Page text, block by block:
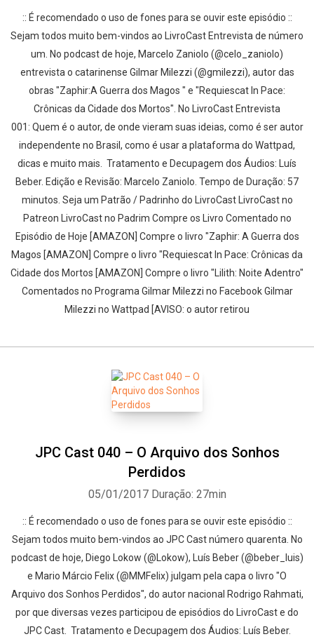
:: É recomendado o uso de fones para se ouvir este episódio ::
Sejam todos muito bem-vindos ao LivroCast Entrevista de número
um. No podcast de hoje, Marcelo Zaniolo (@celo_zaniolo)
entrevista o catarinense Gilmar Milezzi (@gmilezzi), autor das
obras "Zaphir:A Guerra dos Magos " e "Requiescat In Pace:
Crônicas da Cidade dos Mortos". No LivroCast Entrevista
001: Quem é o autor, de onde vieram suas ideias, como é ser autor
independente no Brasil, como é usar a plataforma do Wattpad,
dicas e muito mais. Tratamento e Decupagem dos Áudios: Luís
Beber. Edição e Revisão: Marcelo Zaniolo. Tempo de Duração: 57
minutos. Seja um Patrão / Padrinho do LivroCast LivroCast no
Patreon LivroCast no Padrim Compre os Livro Comentado no
Episódio de Hoje [AMAZON] Compre o livro "Zaphir: A Guerra dos
Magos [AMAZON] Compre o livro "Requiescat In Pace: Crônicas da
Cidade dos Mortos [AMAZON] Compre o livro "Lilith: Noite Adentro"
Comentados no Programa Gilmar Milezzi no Facebook Gilmar
Milezzi no Wattpad [AVISO: o autor retirou
JPC Cast 040 – O Arquivo dos Sonhos
Perdidos
05/01/2017 Duração: 27min
:: É recomendado o uso de fones para se ouvir este episódio ::
Sejam todos muito bem-vindos ao JPC Cast número quarenta. No
podcast de hoje, Diego Lokow (@Lokow), Luís Beber (@beber_luis)
e Mario Márcio Felix (@MMFelix) julgam pela capa o livro "O
Arquivo dos Sonhos Perdidos", do autor nacional Rodrigo Rahmati,
por que diversas vezes participou de episódios do LivroCast e do
JPC Cast. Tratamento e Decupagem dos Áudios: Luís Beber.